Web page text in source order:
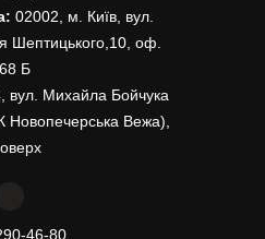
02002, м. Київ, вул.
Шептицького,10, оф.
Б
вул. Михайла Бойчука
Новопечерська Вежа),
46-80